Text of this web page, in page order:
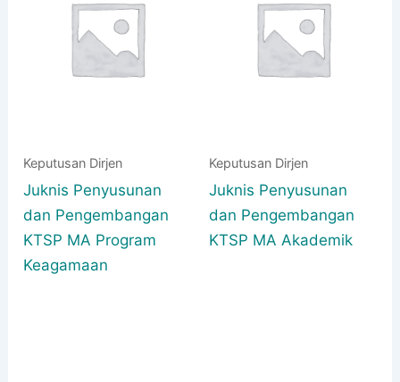
Keputusan Dirjen
Juknis Penyusunan
dan Pengembangan
KTSP MA Program
Keagamaan
Keputusan Dirjen
Juknis Penyusunan
dan Pengembangan
KTSP MA Akademik